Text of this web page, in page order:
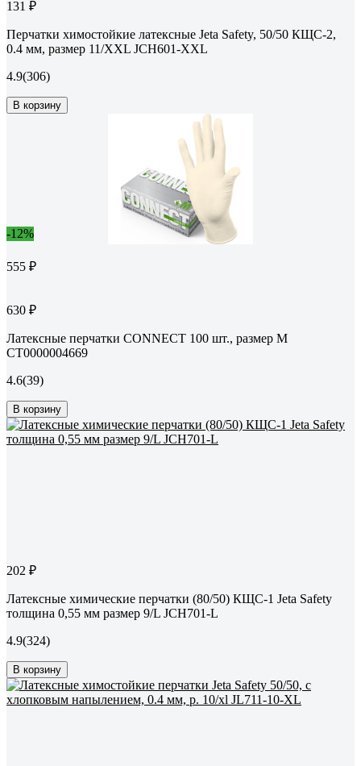
131 ₽
Перчатки химостойкие латексные Jeta Safety, 50/50 КЩС-2,
0.4 мм, размер 11/XXL JCH601-XXL
4.9(306)
В корзину
-12%
555 ₽
630 ₽
Латексные перчатки CONNECT 100 шт., размер M
CТ0000004669
4.6(39)
В корзину
202 ₽
Латексные химические перчатки (80/50) КЩС-1 Jeta Safety
толщина 0,55 мм размер 9/L JCH701-L
4.9(324)
В корзину